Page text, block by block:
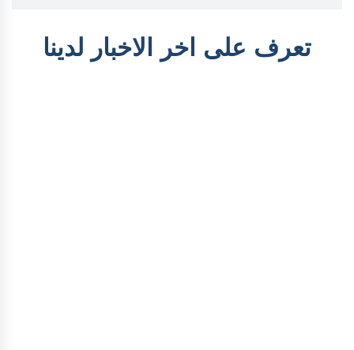
تعرف على اخر الاخبار لدينا